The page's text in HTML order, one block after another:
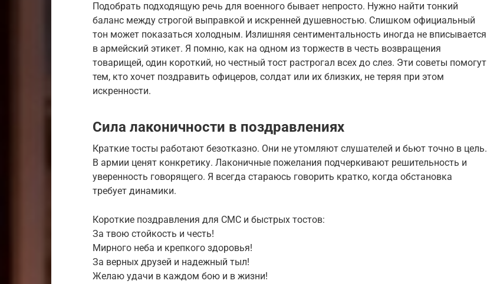
Подобрать подходящую речь для военного бывает непросто. Нужно найти тонкий
баланс между строгой выправкой и искренней душевностью. Слишком официальный
тон может показаться холодным. Излишняя сентиментальность иногда не вписывается
в армейский этикет. Я помню, как на одном из торжеств в честь возвращения
товарищей, один короткий, но честный тост растрогал всех до слез. Эти советы помогут
тем, кто хочет поздравить офицеров, солдат или их близких, не теряя при этом
искренности.
Сила лаконичности в поздравлениях
Краткие тосты работают безотказно. Они не утомляют слушателей и бьют точно в цель.
В армии ценят конкретику. Лаконичные пожелания подчеркивают решительность и
уверенность говорящего. Я всегда стараюсь говорить кратко, когда обстановка
требует динамики.
Короткие поздравления для СМС и быстрых тостов:
За твою стойкость и честь!
Мирного неба и крепкого здоровья!
За верных друзей и надежный тыл!
Желаю удачи в каждом бою и в жизни!